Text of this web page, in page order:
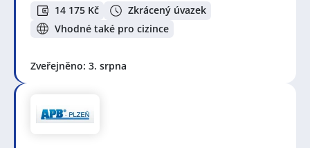
14 175 Kč
Zkrácený úvazek
Vhodné také pro cizince
Zveřejněno: 3. srpna